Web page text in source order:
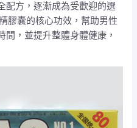
配方，逐漸成為受歡迎的選
膠囊的核心功效，幫助男性
，並提升整體身體健康，